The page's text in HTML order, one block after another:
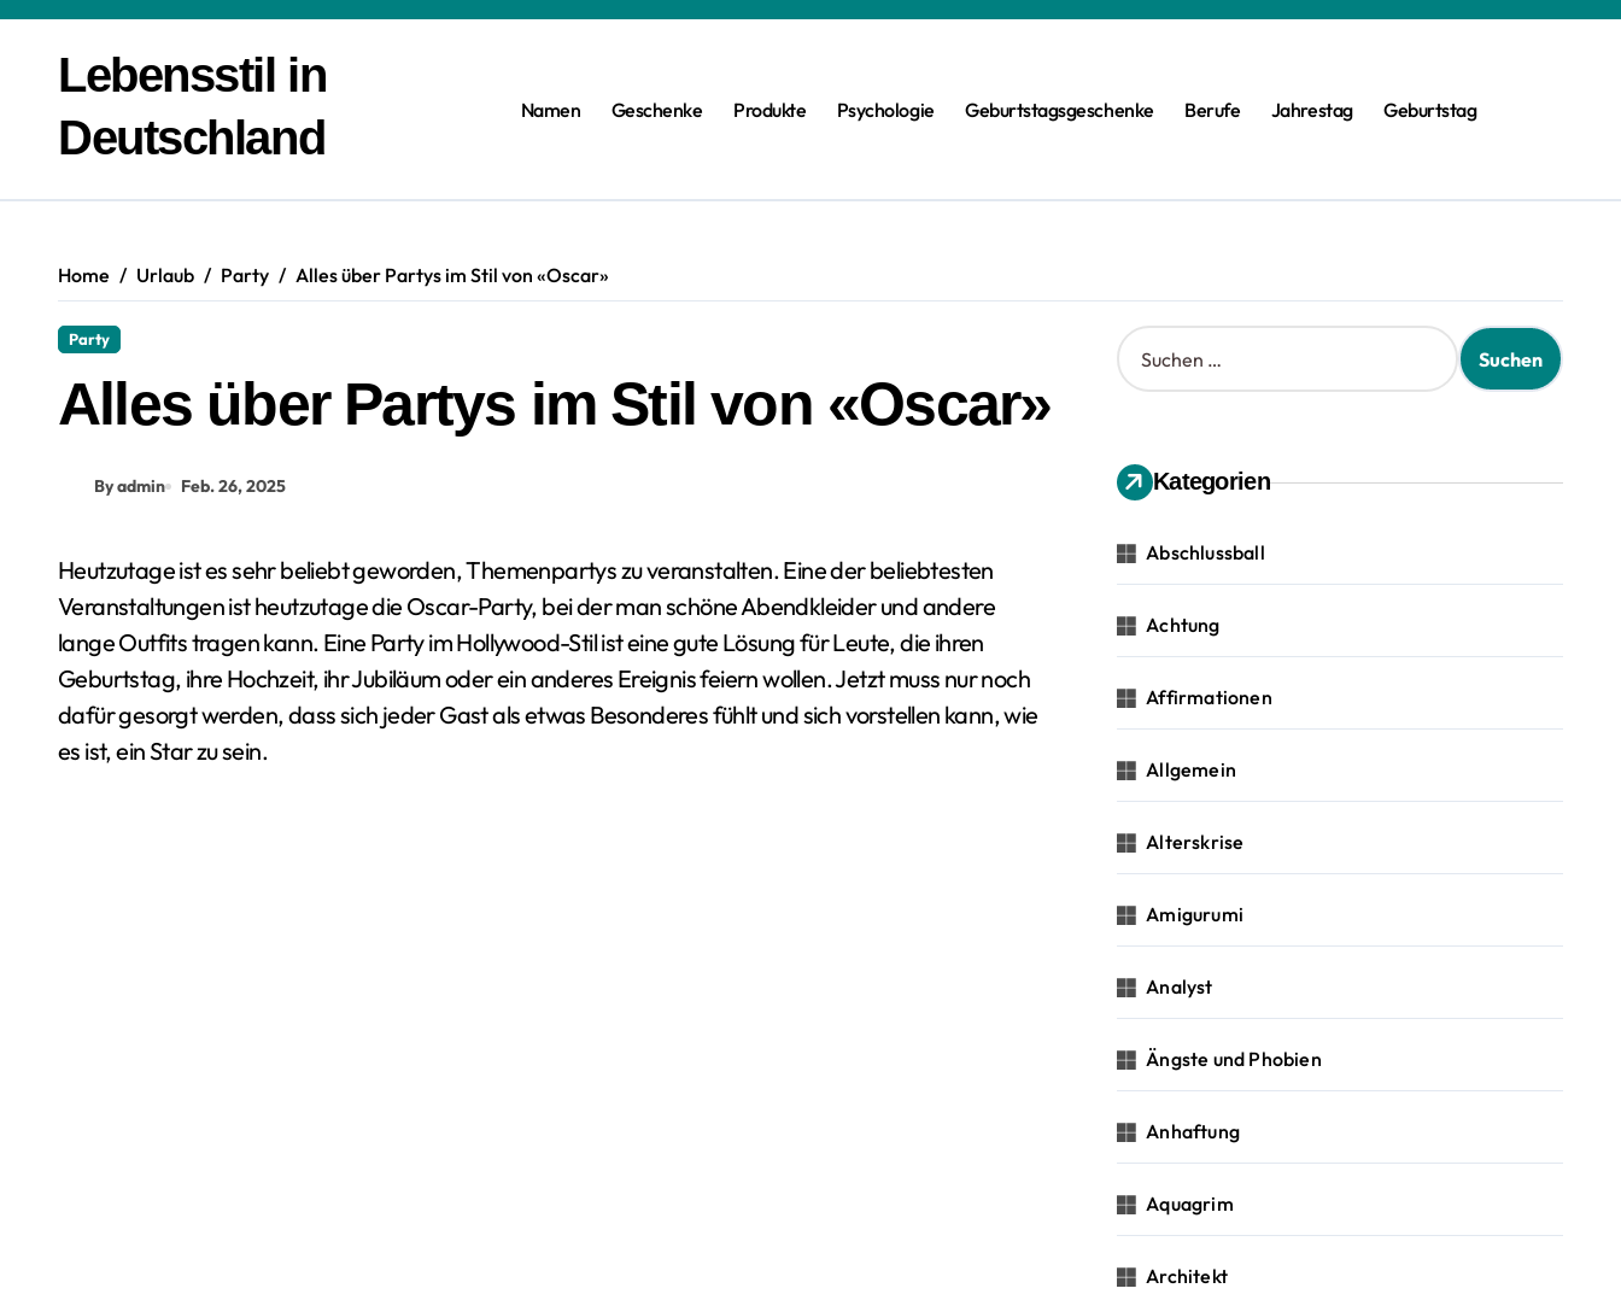
springenLebensstil in
Deutschland
Namen Geschenke Produkte Psychologie Geburtstagsgeschenke Berufe Jahrestag Geburtstag
Home Urlaub Party Alles über Partys im Stil von «Oscar»
Party
Alles über Partys im Stil von «Oscar»
By admin Feb. 26, 2025
Heutzutage ist es sehr beliebt geworden, Themenpartys zu veranstalten. Eine der beliebtesten
Veranstaltungen ist heutzutage die Oscar-Party, bei der man schöne Abendkleider und andere
lange Outfits tragen kann. Eine Party im Hollywood-Stil ist eine gute Lösung für Leute, die ihren
Geburtstag, ihre Hochzeit, ihr Jubiläum oder ein anderes Ereignis feiern wollen. Jetzt muss nur noch
dafür gesorgt werden, dass sich jeder Gast als etwas Besonderes fühlt und sich vorstellen kann, wie
es ist, ein Star zu sein.
S
u
n
n
c
Kategorien
Abschlussball
Achtung
Affirmationen
Allgemein
Alterskrise
Amigurumi
Analyst
Ängste und Phobien
Anhaftung
Aquagrim
Architekt